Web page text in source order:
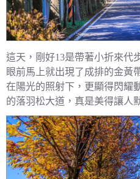
這天，剛好13是帶著小折來代
眼前馬上就出現了成排的金黃
在陽光的照射下，更顯得閃耀
的落羽松大道，真是美得讓人